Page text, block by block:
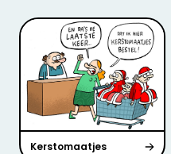
Kerstomaatjes